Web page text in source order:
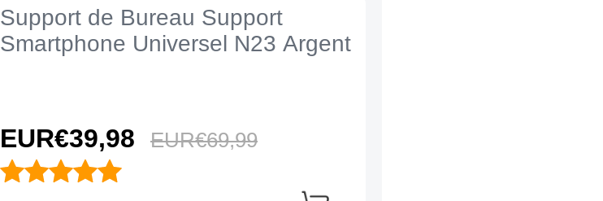
Support de Bureau Support
Smartphone Universel N23 Argent
EUR€39,98 EUR€69,99